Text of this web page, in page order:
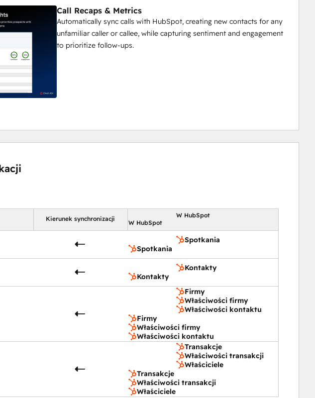
Call Recaps & Metrics
Automatically sync calls with HubSpot, creating new contacts for any
unfamiliar caller or callee, while capturing sentiment and engagement
to prioritize follow-ups.
Kierunek synchronizacji
W HubSpot
W HubSpot
Spotkania
Spotkania
Kontakty
Kontakty
Firmy
Właściwości firmy
Właściwości kontaktu
Firmy
Właściwości firmy
Właściwości kontaktu
Transakcje
Właściwości transakcji
Właściciele
Transakcje
Właściwości transakcji
Właściciele